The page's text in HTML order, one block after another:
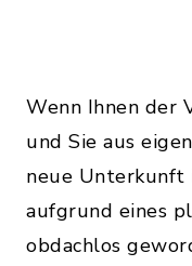
Wenn Ihnen der
und Sie aus
neue Unterkunft
aufgrund eines
obdachlos